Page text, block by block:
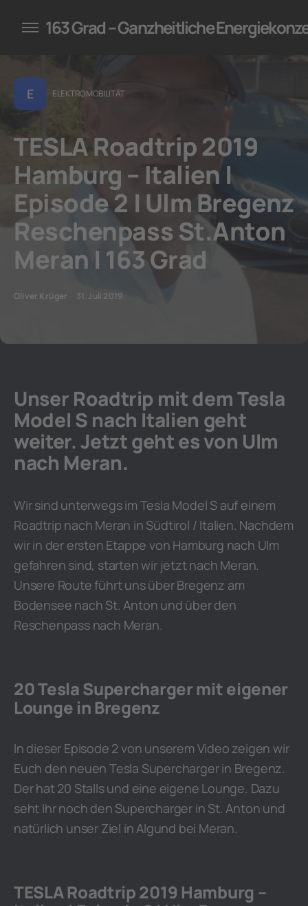
für Unternehmen
163 Grad – Ganzheitliche
E ELEKTROMOBILITÄT
TESLA Roadtrip 2019
Hamburg – Italien |
Episode 2 | Ulm Bregenz
Reschenpass St.Anton
Meran | 163 Grad
Oliver Krüger 31. Juli 2019
Unser Roadtrip mit dem Tesla
Model S nach Italien geht
weiter. Jetzt geht es von Ulm
nach Meran.
Wir sind unterwegs im Tesla Model S auf einem
Roadtrip nach Meran in Südtirol / Italien. Nachdem
wir in der ersten Etappe von Hamburg nach Ulm
gefahren sind, starten wir jetzt nach Meran.
Unsere Route führt uns über Bregenz am
Bodensee nach St. Anton und über den
Reschenpass nach Meran.
20 Tesla Supercharger mit eigener
Lounge in Bregenz
In dieser Episode 2 von unserem Video zeigen wir
Euch den neuen Tesla Supercharger in Bregenz.
Der hat 20 Stalls und eine eigene Lounge. Dazu
seht Ihr noch den Supercharger in St. Anton und
natürlich unser Ziel in Algund bei Meran.
TESLA Roadtrip 2019 Hamburg –